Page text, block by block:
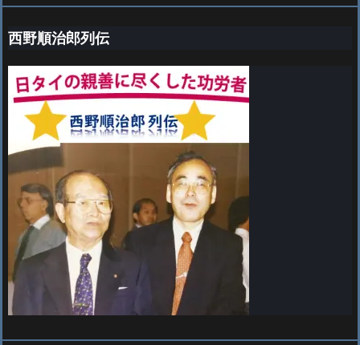
西野順治郎列伝